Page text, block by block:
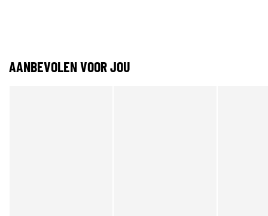
AANBEVOLEN VOOR JOU